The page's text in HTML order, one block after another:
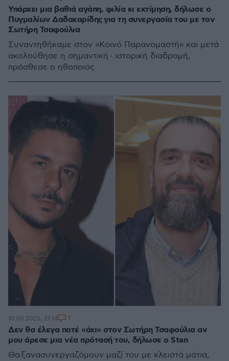
Υπάρχει μια βαθιά αγάπη, φιλία κι εκτίμηση, δήλωσε ο
Πυγμαλίων Δαδακαρίδης για τη συνεργασία του με τον
Σωτήρη Τσαφούλια
Συναντηθήκαμε στον «Κοινό Παρανομαστή» και μετά
ακολούθησε η σημαντική - ιστορική διαδρομή,
πρόσθεσε ο ηθοποιός
Δεν θα έλεγα ποτέ «όχι» στον Σωτήρη Τσαφούλια αν
μου άρεσε μια νέα πρότασή του, δήλωσε ο Stan
Θα ξανασυνεργαζόμουν μαζί του με κλειστά μάτια,
10.06.2025, 21:14 1